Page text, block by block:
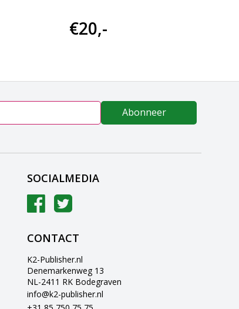
€20,-
Abonneer
SOCIALMEDIA
CONTACT
K2-Publisher.nl
Denemarkenweg 13
NL-2411 RK Bodegraven
info@k2-publisher.nl